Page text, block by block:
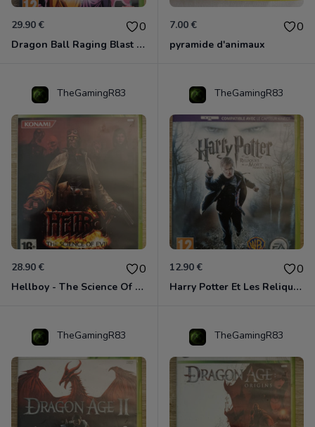
29.90 € 0
Dragon Ball Raging Blast 2 Xbox 360
7.00 € 0
pyramide d'animaux
TheGamingR83
28.90 € 0
Hellboy - The Science Of Evil Xbox 360
TheGamingR83
12.90 € 0
Harry Potter Et Les Reliques De La Mort - 1ère Partie Xbox 360
TheGamingR83 TheGamingR83